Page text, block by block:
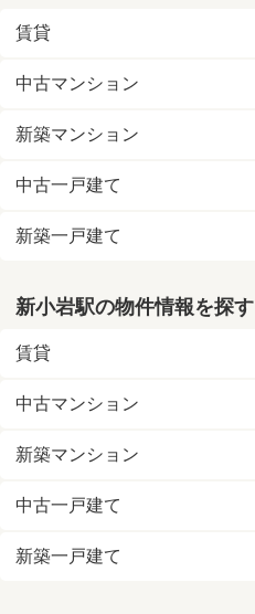
賃貸
中古マンション
新築マンション
中古一戸建て
新築一戸建て
新小岩駅の物件情報を探す
賃貸
中古マンション
新築マンション
中古一戸建て
新築一戸建て